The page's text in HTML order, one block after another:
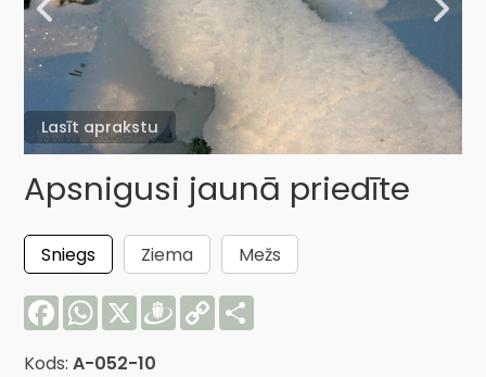
Lasīt aprakstu
Apsnigusi jaunā priedīte
Sniegs Ziema
Mežs
FacebookWhatsApp
X Draugiem
Copy
Link
Kods:A-052-10